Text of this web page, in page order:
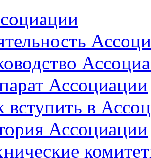
Ассоциации
вступить в
Ассоциации